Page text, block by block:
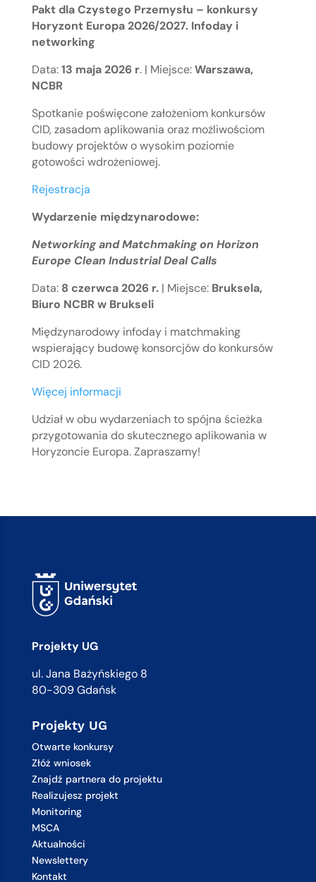
Pakt dla Czystego Przemysłu – konkursy
Horyzont Europa 2026/2027. Infoday i
networking
Data:13 maja 2026 r. | Miejsce:Warszawa,
NCBR
Spotkanie poświęcone założeniom konkursów
CID, zasadom aplikowania oraz możliwościom
budowy projektów o wysokim poziomie
gotowości wdrożeniowej.
Rejestracja
Wydarzenie międzynarodowe:
Networking and Matchmaking on Horizon
Europe Clean Industrial Deal Calls
Data: 8 czerwca 2026 r.| Miejsce: Bruksela,
Biuro NCBR w Brukseli
Międzynarodowy infoday i matchmaking
wspierający budowę konsorcjów do konkursów
CID 2026.
Więcej informacji
Udział w obu wydarzeniach to spójna ścieżka
przygotowania do skutecznego aplikowania w
Horyzoncie Europa. Zapraszamy!
Projekty UG
ul. Jana Bażyńskiego 8
80-309 Gdańsk
Projekty UG
Otwarte konkursy
Złóż wniosek
Znajdź partnera do projektu
Realizujesz projekt
Monitoring
MSCA
Aktualności
Newslettery
Kontakt